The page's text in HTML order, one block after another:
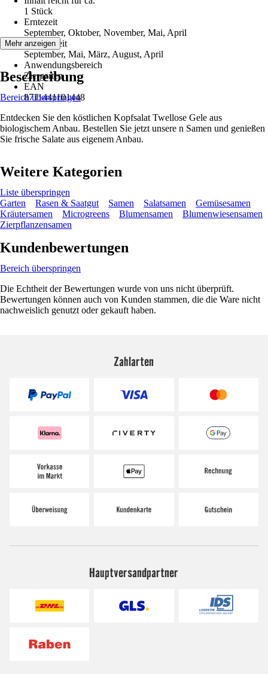
1 Stück
Erntezeit
September, Oktober, November, Mai, April
Aussaatzeit
September, Mai, März, August, April
Anwendungsbereich
Ziergarten
EAN
8711441101448
Mehr anzeigen
Beschreibung
Bereich überspringen
Entdecken Sie den köstlichen Kopfsalat Twellose Gele aus
biologischem Anbau. Bestellen Sie jetzt unsere n Samen und genießen
Sie frische Salate aus eigenem Anbau.
Weitere Kategorien
Liste überspringen
Garten
Rasen & Saatgut Samen Salatsamen
Gemüsesamen
Kräutersamen
Microgreens Blumensamen
Blumenwiesensamen
Zierpflanzensamen
Kundenbewertungen
Bereich überspringen
Die Echtheit der Bewertungen wurde von uns nicht überprüft.
Bewertungen können auch von Kunden stammen, die die Ware nicht
nachweislich genutzt oder gekauft haben.
Zahlarten
Hauptversandpartner